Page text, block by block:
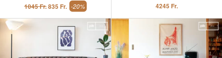
1045 Fr.835 Fr. -20%
4245 Fr.